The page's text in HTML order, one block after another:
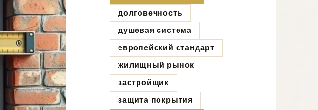
долговечность
душевая система
европейский стандарт
жилищный рынок
застройщик
защита покрытия